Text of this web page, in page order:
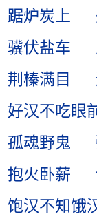
踞炉炭上
骥伏盐车
荆榛满目
好汉不吃眼
孤魂野鬼
抱火卧薪
饱汉不知饿